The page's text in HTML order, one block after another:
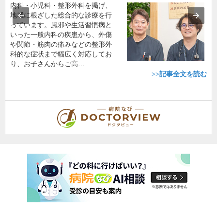
内科・小児科・整形外科を掲げ、
地域に根ざした総合的な診療を行
っています。風邪や生活習慣病と
いった一般内科の疾患から、外傷
や関節・筋肉の痛みなどの整形外
科的な症状まで幅広く対応してお
り、お子さんからご高…
>>記事全文を読む